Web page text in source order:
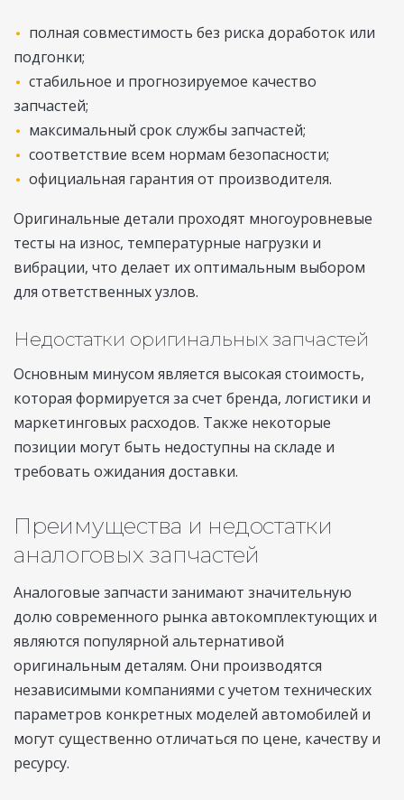
полная совместимость без риска доработок или
подгонки;
стабильное и прогнозируемое качество
запчастей;
максимальный срок службы запчастей;
соответствие всем нормам безопасности;
официальная гарантия от производителя.
Оригинальные детали проходят многоуровневые
тесты на износ, температурные нагрузки и
вибрации, что делает их оптимальным выбором
для ответственных узлов.
Недостатки оригинальных запчастей
Основным минусом является высокая стоимость,
которая формируется за счет бренда, логистики и
маркетинговых расходов. Также некоторые
позиции могут быть недоступны на складе и
требовать ожидания доставки.
Преимущества и недостатки
аналоговых запчастей
Аналоговые запчасти занимают значительную
долю современного рынка автокомплектующих и
являются популярной альтернативой
оригинальным деталям. Они производятся
независимыми компаниями с учетом технических
параметров конкретных моделей автомобилей и
могут существенно отличаться по цене, качеству и
ресурсу.